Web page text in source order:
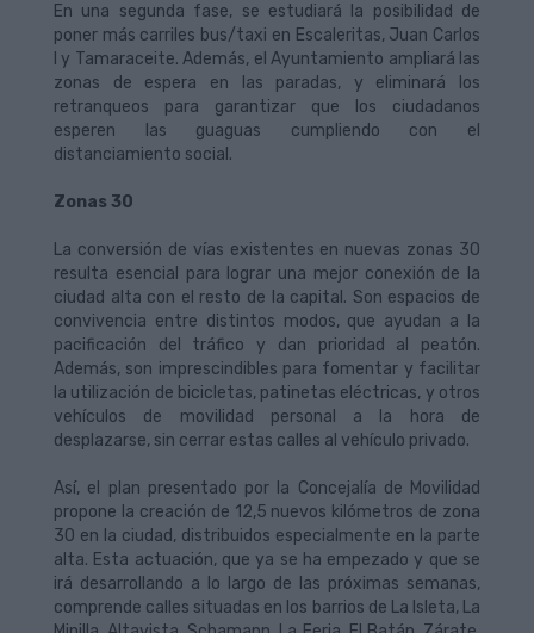
En una segunda fase, se estudiará la posibilidad de
poner más carriles bus/taxi en Escaleritas, Juan Carlos
I y Tamaraceite. Además, el Ayuntamiento ampliará las
zonas de espera en las paradas, y eliminará los
retranqueos para garantizar que los ciudadanos
esperen las guaguas cumpliendo con el
distanciamiento social.
Zonas 30
La conversión de vías existentes en nuevas zonas 30
resulta esencial para lograr una mejor conexión de la
ciudad alta con el resto de la capital. Son espacios de
convivencia entre distintos modos, que ayudan a la
pacificación del tráfico y dan prioridad al peatón.
Además, son imprescindibles para fomentar y facilitar
la utilización de bicicletas, patinetas eléctricas, y otros
vehículos de movilidad personal a la hora de
desplazarse, sin cerrar estas calles al vehículo privado.
Así, el plan presentado por la Concejalía de Movilidad
propone la creación de 12,5 nuevos kilómetros de zona
30 en la ciudad, distribuidos especialmente en la parte
alta. Esta actuación, que ya se ha empezado y que se
irá desarrollando a lo largo de las próximas semanas,
comprende calles situadas en los barrios de La Isleta, La